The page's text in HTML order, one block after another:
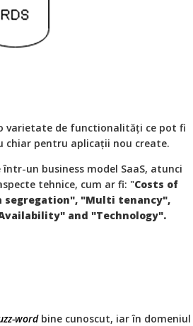
varietate de functionalităţi ce pot fi
pentru aplicaţii nou create.
un business model SaaS, atunci
tehnice, cum ar fi: "Costs of
segregation", "Multi tenancy",
and "Technology".
wordbine cunoscut, iar în domeniul